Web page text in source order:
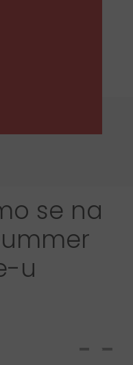
se na
u